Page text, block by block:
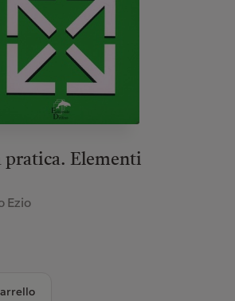
pratica. Elementi
Ezio